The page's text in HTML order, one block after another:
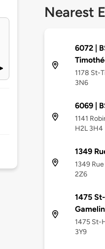
Nearest
6072 |
1178 St-
3N6
6069 |
1141
H2L 3H4
1349
1349
2Z6
1475
Gamelin
1475 St-
3Y9